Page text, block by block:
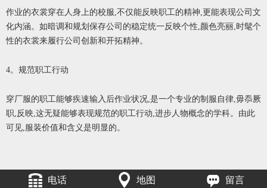
作业的衣裳穿在人身上的校服,不仅能反映职工的精神,更能表现公司文
化内涵。如暗调和规划保存公司的稳定统一反映个性,颜色亮丽,时髦个
性的衣裳来履行公司创新和开拓精神。
4。规范职工行动
穿厂服的职工能够疾速输入后作业状况,是一个专业的制服自律,毋忝厥
职,反映,这无疑能够表现规范的职工行动,进步人物概念的学科。由此
可见,服装价值和含义是明显的。
电话 地图 留言